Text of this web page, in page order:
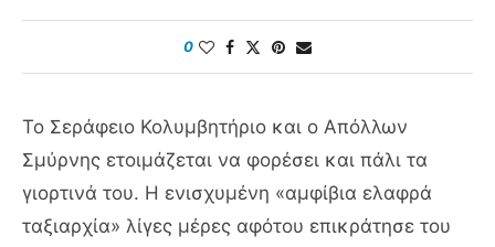
0
Το Σεράφειο Κολυμβητήριο και ο Απόλλων
Σμύρνης ετοιμάζεται να φορέσει και πάλι τα
γιορτινά του. Η ενισχυμένη «αμφίβια ελαφρά
ταξιαρχία» λίγες μέρες αφότου επικράτησε του